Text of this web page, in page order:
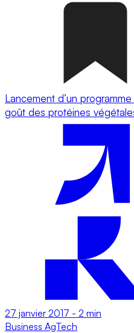
Lancement d’un
goût des protéines
27 janvier 2017 - 2 min
Business AgTech